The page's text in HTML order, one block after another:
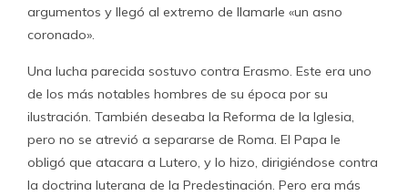
argumentos y llegó al extremo de llamarle «un asno
coronado».
Una lucha parecida sostuvo contra Erasmo. Este era uno
de los más notables hombres de su época por su
ilustración. También deseaba la Reforma de la Iglesia,
pero no se atrevió a separarse de Roma. El Papa le
obligó que atacara a Lutero, y lo hizo, dirigiéndose contra
la doctrina luterana de la Predestinación. Pero era más